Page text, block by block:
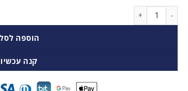
כמות של מוניטור מקצועי למצלמות “IPS 7 התומך ברזולוציה 4K
הוספה לסל
קנה עכשיו